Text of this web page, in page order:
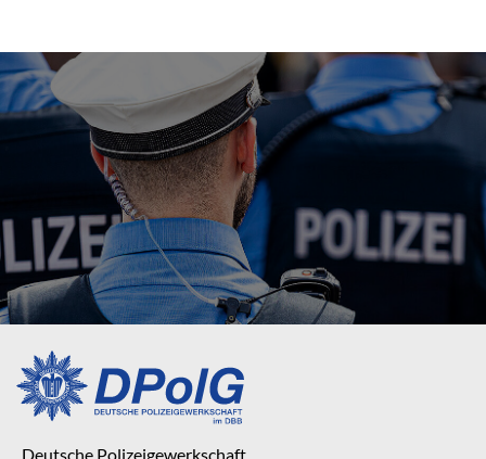
Deutsche Polizeigewerkschaft